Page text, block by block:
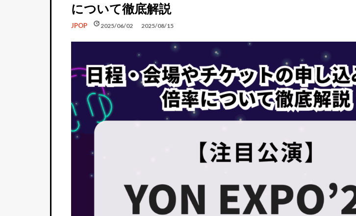
について徹底解説
JPOP schedule2025/06/02
update 2025/08/15